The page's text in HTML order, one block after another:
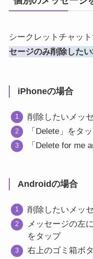
シークレットチャッ
セージのみ削除した
iPhoneの場合
削除したいメッ
「Delete」をタ
「Delete for me
Androidの場合
削除したいメッ
メッセージの左
をタップ
右上のゴミ箱ボ